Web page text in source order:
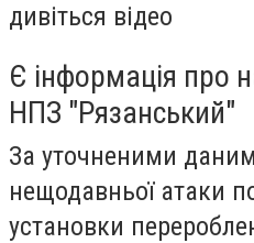
дивіться відео
Є інформація про
НПЗ "Рязанський"
За уточненими
нещодавньої атаки
установки